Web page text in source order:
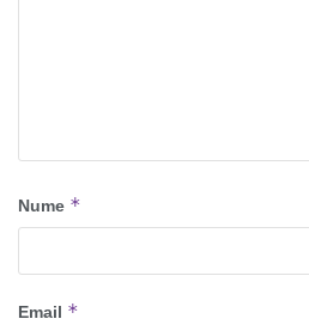
Nume *
Email *